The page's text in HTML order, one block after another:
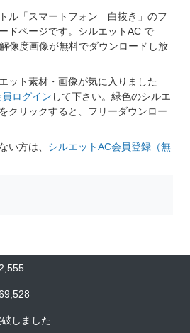
ル「スマートフォン 白抜き」のフ
ドページです。シルエットAC で
像度画像が無料でダウンロードし放
ット素材・画像が気に入りました
ログイン して下さい。緑色のシルエ
クリックすると、フリーダウンロー
い方は、 シルエットAC会員登録（無
しました